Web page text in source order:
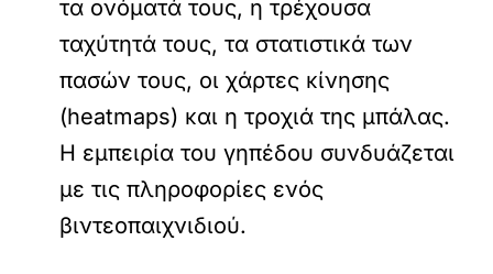
τα ονόματά τους, η τρέχουσα
ταχύτητά τους, τα στατιστικά των
πασών τους, οι χάρτες κίνησης
(heatmaps) και η τροχιά της μπάλας.
Η εμπειρία του γηπέδου συνδυάζεται
με τις πληροφορίες ενός
βιντεοπαιχνιδιού.